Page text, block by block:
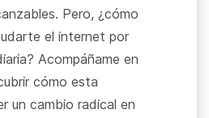
Pero, ¿cómo
el internet por
Acompáñame en
cómo esta
un cambio radical en